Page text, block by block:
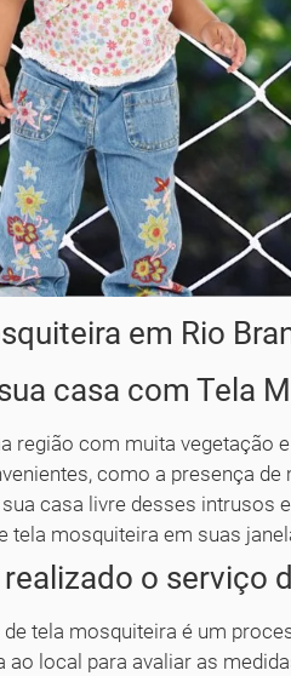
em Rio
casa com Tela
região com muita vegetação
como a presença
casa livre desses intrusos
tela mosquiteira em suas
o serviço
tela mosquiteira é um
ao local para avaliar as